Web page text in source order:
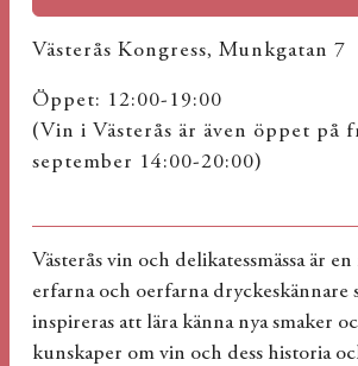
Västerås Kongress, Munkgatan 7
Öppet: 12:00-19:00
(Vin i Västerås är även öppet på
september 14:00-20:00)
Västerås vin och delikatessmässa är
erfarna och oerfarna dryckeskännare
inspireras att lära känna nya smaker
kunskaper om vin och dess historia